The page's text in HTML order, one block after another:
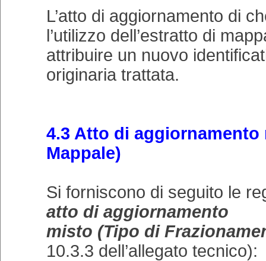
L’atto di aggiornamento di
l’utilizzo dell’estratto di
attribuire un nuovo
originaria trattata.
4.3 Atto di
Mappale)
Si forniscono di seguito le
atto di aggiornamento
misto (Tipo di
10.3.3 dell’allegato tecnico):